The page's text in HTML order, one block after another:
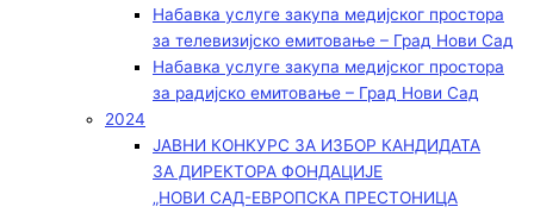
Набавка услуге закупа медијског простора
за телевизијско емитовање – Град Нови Сад
Набавка услуге закупа медијског простора
за радијско емитовање – Град Нови Сад
2024
ЈАВНИ КОНКУРС ЗА ИЗБОР КАНДИДАТА
ЗА ДИРЕКТОРА ФОНДАЦИЈЕ
„НОВИ САД-ЕВРОПСКА ПРЕСТОНИЦА